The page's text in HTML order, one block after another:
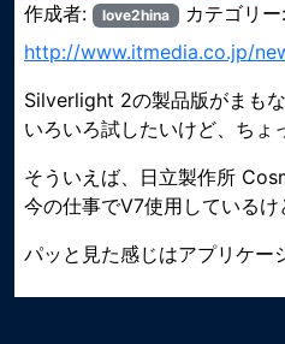
作成者:
love2hina カテゴリー:
http://www.itmedia.co.jp/
Silverlight 2の製品版がまも
いろいろ試したいけど、ち
そういえば、日立製作所
今の仕事でV7使用している
パッと見た感じはアプリケー